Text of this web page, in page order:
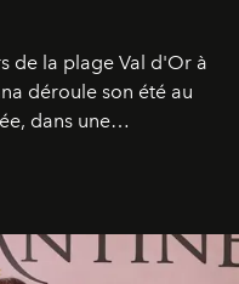
de la plage Val d'Or à
déroule son été au
dans une
succession de